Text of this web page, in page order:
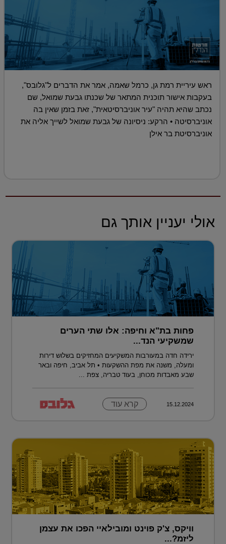
ראש עיריית רמת גן, כרמל שאמה, אמר את הדברים ל"גלובס",
בעקבות אישור תוכנית המתאר של שכנתו גבעת שמואל, שם
נכתב שהיא תהיה "עיר אוניברסיטאית", זאת בזמן שאין בה
אוניברסיטה • הרקע: ניסיונה של גבעת שמואל לשייך אליה את
אוניברסיטת בר אילן
אולי יעניין אותך גם
פחות בת"א וחיפה: אלו שתי הערים
שמשקיעי הנד...
ירידה חדה במעורבות המשקיעים המחזיקים בשלוש דירות
ומעלה, משנה את מפת ההשקעות • תל אביב, חיפה ובאר
שבע מאבדות מכוחן, בעוד טבריה, צפת ...
15.12.2024 קרא עוד
וויקס, צ'ק פוינט ומובילאיי הפכו את עצמן
ליזמ?...